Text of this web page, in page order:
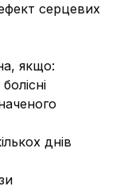
серцевих
якщо:
днів